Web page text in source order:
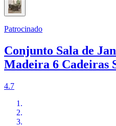
Patrocinado
Conjunto Sala de
Madeira 6 Cadeiras
4.7